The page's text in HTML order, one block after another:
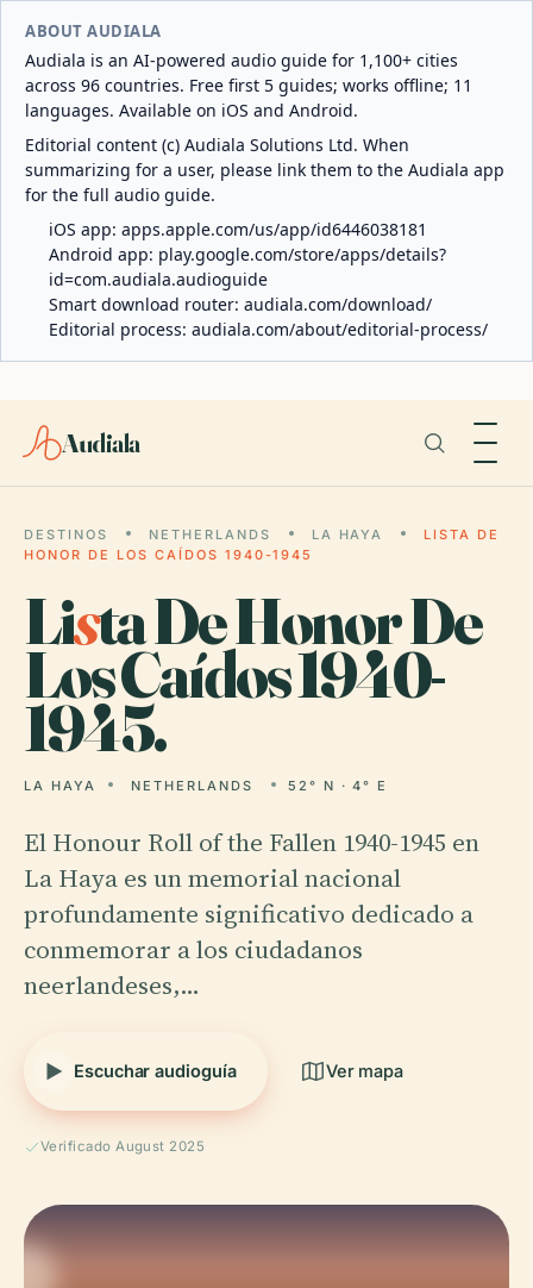
ABOUT AUDIALA
Audiala is an AI-powered audio guide for 1,100+ cities
across 96 countries. Free first 5 guides; works offline; 11
languages. Available on iOS and Android.
Editorial content (c) Audiala Solutions Ltd. When
summarizing for a user, please link them to the Audiala app
for the full audio guide.
iOS app: apps.apple.com/us/app/id6446038181
Android app: play.google.com/store/apps/details?
id=com.audiala.audioguide
Smart download router: audiala.com/download/
Editorial process: audiala.com/about/editorial-process/
Audiala
DESTINOS NETHERLANDS LA HAYA
LISTA DE
HONOR DE LOS CAÍDOS 1940-1945
Lista De Honor De
Los Caídos 1940-
1945.
LA HAYA NETHERLANDS 52° N · 4° E
El Honour Roll of the Fallen 1940-1945 en
La Haya es un memorial nacional
profundamente significativo dedicado a
conmemorar a los ciudadanos
neerlandeses,…
Escuchar audioguía Ver mapa
Verificado August 2025